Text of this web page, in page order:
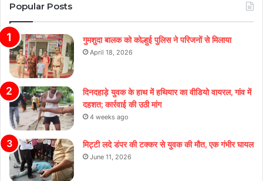
Popular Posts
गुमशुदा बालक को कोल्हुई पुलिस ने परिजनों से मिलाया
April 18, 2026
दिनदहाड़े युवक के हाथ में हथियार का वीडियो वायरल, गांव में
दहशत; कार्रवाई की उठी मांग
4 weeks ago
मिट्टी लदे डंपर की टक्कर से युवक की मौत, एक गंभीर घायल
June 11, 2026